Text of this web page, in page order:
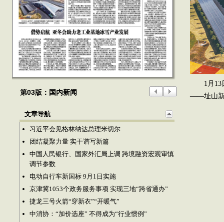
第03版：国内新闻
文章导航
习近平会见格林纳达总理米切尔
团结凝聚力量 实干谱写新篇
中国人民银行、国家外汇局上调 跨境融资宏观审慎
调节参数
电动自行车新国标 9月1日实施
京津冀1053个政务服务事项 实现三地“跨省通办”
捷龙三号火箭“穿新衣”“开暖气”
中消协：“加价选座” 不得成为“行业惯例”
1月
——址山新